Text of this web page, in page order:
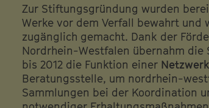
Zur Stiftungsgründung wurden
Werke vor dem Verfall bewahrt und
zugänglich gemacht. Dank der
Nordrhein-Westfalen übernahm die
bis 2012 die Funktion einer
Beratungsstelle, um nordrhein-
Sammlungen bei der Koordination